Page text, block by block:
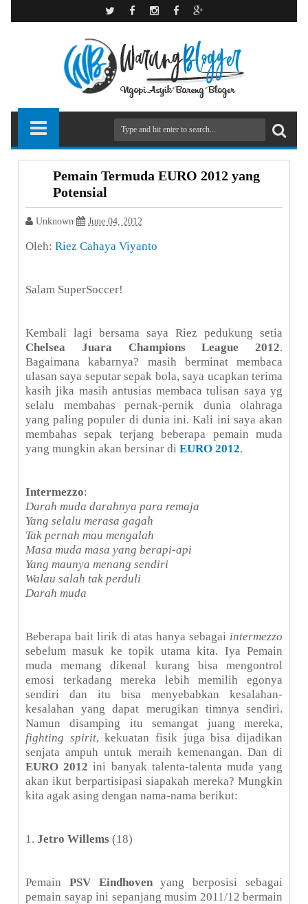
Pemain Termuda EURO 2012 yang
Potensial
Unknown June 04, 2012
Oleh: Riez Cahaya Viyanto
Salam SuperSoccer!
Kembali lagi bersama saya Riez pedukung setia
Chelsea Juara Champions League 2012.
Bagaimana kabarnya? masih berminat membaca
ulasan saya seputar sepak bola, saya ucapkan terima
kasih jika masih antusias membaca tulisan saya yg
selalu membahas pernak-pernik dunia olahraga
yang paling populer di dunia ini. Kali ini saya akan
membahas sepak terjang beberapa pemain muda
yang mungkin akan bersinar di EURO 2012.
Intermezzo:
Darah muda darahnya para remaja
Yang selalu merasa gagah
Tak pernah mau mengalah
Masa muda masa yang berapi-api
Yang maunya menang sendiri
Walau salah tak perduli
Darah muda
Beberapa bait lirik di atas hanya sebagai intermezzo
sebelum masuk ke topik utama kita. Iya Pemain
muda memang dikenal kurang bisa mengontrol
emosi terkadang mereka lebih memilih egonya
sendiri dan itu bisa menyebabkan kesalahan-
kesalahan yang dapat merugikan timnya sendiri.
Namun disamping itu semangat juang mereka,
fighting spirit, kekuatan fisik juga bisa dijadikan
senjata ampuh untuk meraih kemenangan. Dan di
EURO 2012 ini banyak talenta-talenta muda yang
akan ikut berpartisipasi siapakah mereka? Mungkin
kita agak asing dengan nama-nama berikut:
1. Jetro Willems (18)
Pemain PSV Eindhovenyang berposisi sebagai
pemain sayap ini sepanjang musim 2011/12 bermain